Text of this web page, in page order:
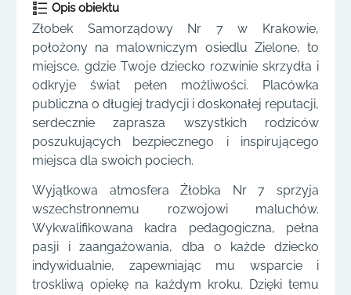
Opis obiektu
Złobek Samorządowy Nr 7 w Krakowie,
położony na malowniczym osiedlu Zielone, to
miejsce, gdzie Twoje dziecko rozwinie skrzydła i
odkryje świat pełen możliwości. Placówka
publiczna o długiej tradycji i doskonałej reputacji,
serdecznie zaprasza wszystkich rodziców
poszukujących bezpiecznego i inspirującego
miejsca dla swoich pociech.
Wyjątkowa atmosfera Żłobka Nr 7 sprzyja
wszechstronnemu rozwojowi maluchów.
Wykwalifikowana kadra pedagogiczna, pełna
pasji i zaangażowania, dba o każde dziecko
indywidualnie, zapewniając mu wsparcie i
troskliwą opiekę na każdym kroku. Dzięki temu